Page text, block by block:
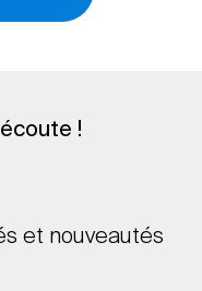
!
et nouveautés